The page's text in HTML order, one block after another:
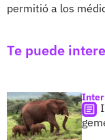
permitió a los
Te puede